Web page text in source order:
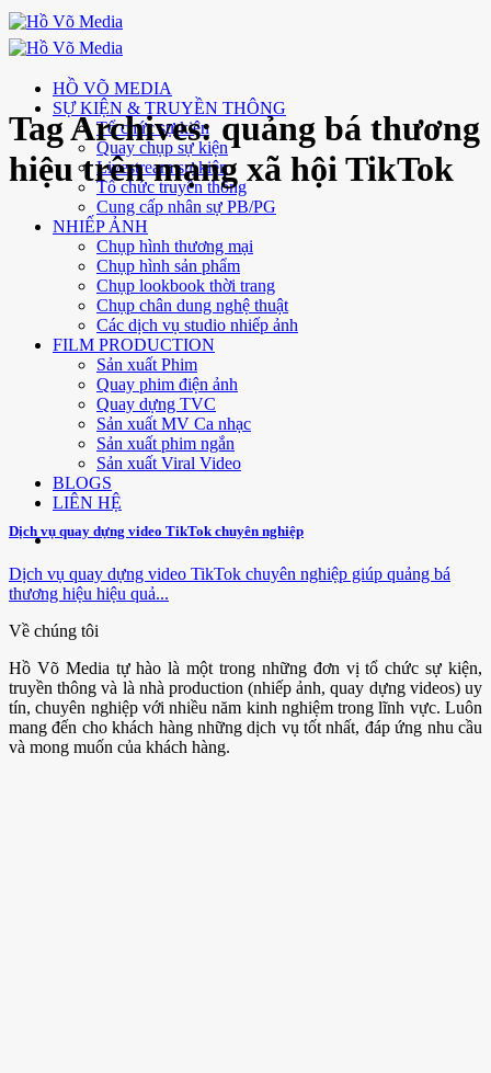
Skip
to
content
HỒ VÕ MEDIA
SỰ KIỆN & TRUYỀN THÔNG
Tổ chức sự kiện
Quay chụp sự kiện
Livestream sự kiện
Tổ chức truyền thông
Cung cấp nhân sự PB/PG
NHIẾP ẢNH
Chụp hình thương mại
Chụp hình sản phẩm
Chụp lookbook thời trang
Chụp chân dung nghệ thuật
Các dịch vụ studio nhiếp ảnh
FILM PRODUCTION
Sản xuất Phim
Quay phim điện ảnh
Quay dựng TVC
Sản xuất MV Ca nhạc
Sản xuất phim ngắn
Sản xuất Viral Video
BLOGS
LIÊN HỆ
Tag Archives:quảng bá thương
hiệu trên mạng xã hội TikTok
Dịch vụ quay dựng video TikTok chuyên nghiệp
Dịch vụ quay dựng video TikTok chuyên nghiệp giúp quảng bá
thương hiệu hiệu quả...
Về chúng tôi
Hồ Võ Media tự hào là một trong những đơn vị tổ chức sự kiện,
truyền thông và là nhà production (nhiếp ảnh, quay dựng videos) uy
tín, chuyên nghiệp với nhiều năm kinh nghiệm trong lĩnh vực. Luôn
mang đến cho khách hàng những dịch vụ tốt nhất, đáp ứng nhu cầu
và mong muốn của khách hàng.